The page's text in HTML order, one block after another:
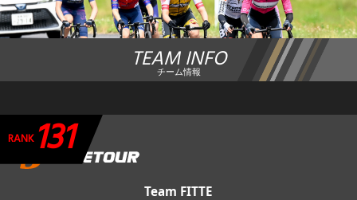
レース日程
ランキング
競技ガイド
TEAM INFO
チーム情報
Team FITTE
RANK 131